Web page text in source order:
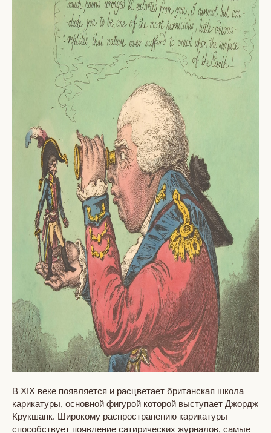
В XIX веке появляется и расцветает британская школа
карикатуры, основной фигурой которой выступает Джордж
Крукшанк. Широкому распространению карикатуры
способствует появление сатирических журналов, самые